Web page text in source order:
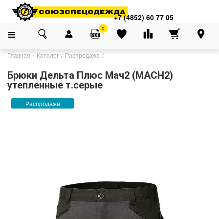
+7 (4852) 60 77 05
0
Главная Каталог Распродажа
Брюки Дельта Плюс Мач2 (MACH2)
утепленные т.серые
Распродажа